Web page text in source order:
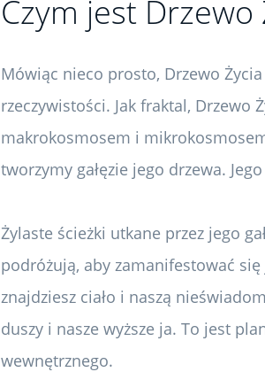
Czym jest Drzewo
Mówiąc nieco prosto, Drzewo
rzeczywistości. Jak fraktal, Drzewo
makrokosmosem i
tworzymy gałęzie jego drzewa.
Żylaste ścieżki utkane przez jego
podróżują, aby zamanifestować
znajdziesz ciało i naszą
duszy i nasze wyższe ja. To jest
wewnętrznego.